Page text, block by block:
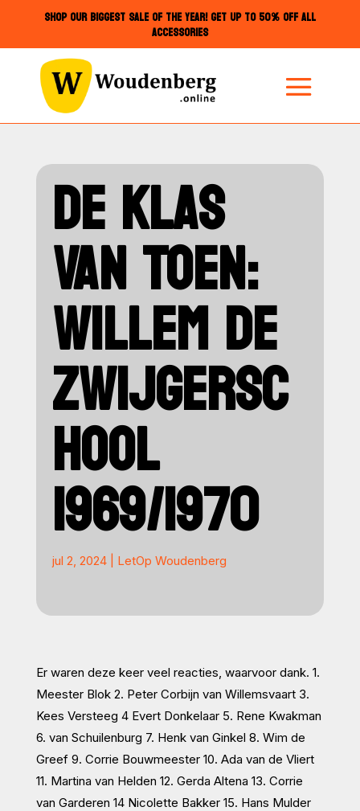
SHOP OUR BIGGEST SALE OF THE YEAR! GET UP TO 50% OFF ALL
ACCESSORIES
DE KLAS
VAN TOEN:
WILLEM DE
ZWIJGERSC
HOOL
1969/1970
jul 2, 2024| LetOp Woudenberg
Er waren deze keer veel reacties, waarvoor dank. 1.
Meester Blok 2. Peter Corbijn van Willemsvaart 3.
Kees Versteeg 4 Evert Donkelaar 5. Rene Kwakman
6. van Schuilenburg 7. Henk van Ginkel 8. Wim de
Greef 9. Corrie Bouwmeester 10. Ada van de Vliert
11. Martina van Helden 12. Gerda Altena 13. Corrie
van Garderen 14 Nicolette Bakker 15. Hans Mulder